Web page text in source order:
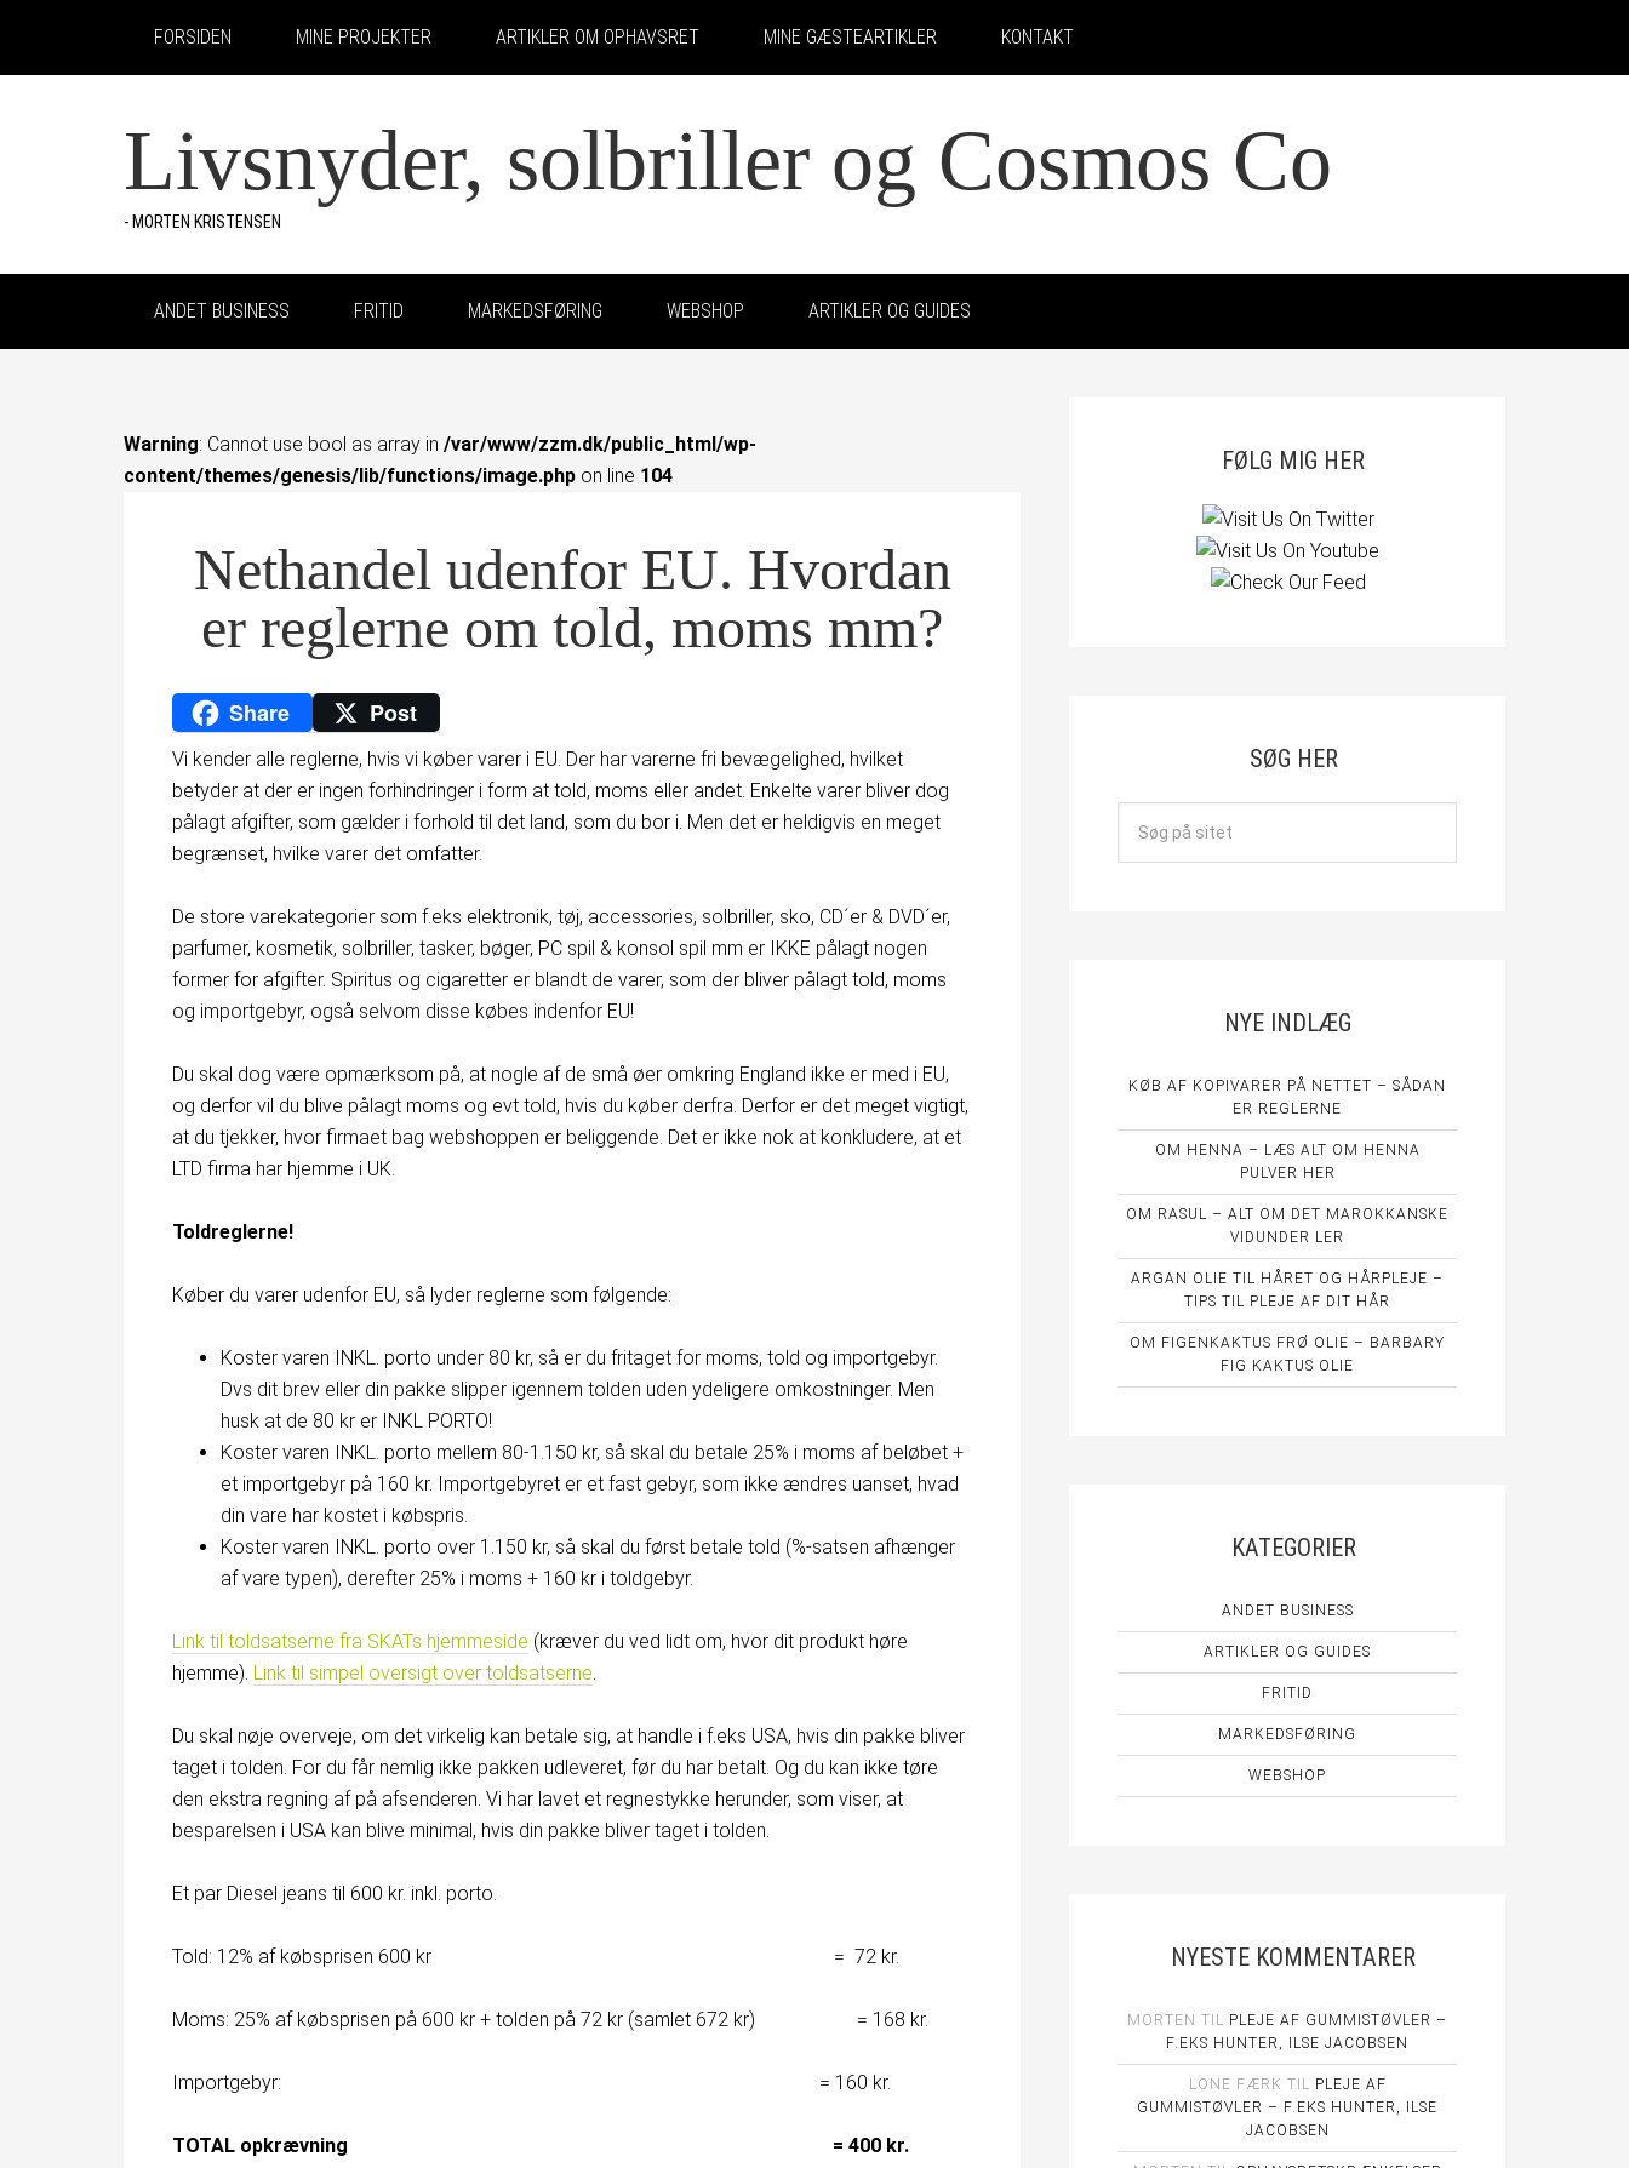
FORSIDEN MINE PROJEKTER ARTIKLER OM OPHAVSRET MINE GÆSTEARTIKLER KONTAKT
Livsnyder, solbriller og Cosmos Co
- MORTEN KRISTENSEN
ANDET BUSINESS FRITID MARKEDSFØRING WEBSHOP ARTIKLER OG GUIDES
Warning: Cannot use bool as array in /var/www/zzm.dk/public_html/wp-
content/themes/genesis/lib/functions/image.php on line 104
Nethandel udenfor EU. Hvordan
er reglerne om told, moms mm?
Share Post
Vi kender alle reglerne, hvis vi køber varer i EU. Der har varerne fri bevægelighed, hvilket
betyder at der er ingen forhindringer i form at told, moms eller andet. Enkelte varer bliver dog
pålagt afgifter, som gælder i forhold til det land, som du bor i. Men det er heldigvis en meget
begrænset, hvilke varer det omfatter.
De store varekategorier som f.eks elektronik, tøj, accessories, solbriller, sko, CD´er & DVD´er,
parfumer, kosmetik, solbriller, tasker, bøger, PC spil & konsol spil mm er IKKE pålagt nogen
former for afgifter. Spiritus og cigaretter er blandt de varer, som der bliver pålagt told, moms
og importgebyr, også selvom disse købes indenfor EU!
Du skal dog være opmærksom på, at nogle af de små øer omkring England ikke er med i EU,
og derfor vil du blive pålagt moms og evt told, hvis du køber derfra. Derfor er det meget vigtigt,
at du tjekker, hvor firmaet bag webshoppen er beliggende. Det er ikke nok at konkludere, at et
LTD firma har hjemme i UK.
Toldreglerne!
Køber du varer udenfor EU, så lyder reglerne som følgende:
Koster varen INKL. porto under 80 kr, så er du fritaget for moms, told og importgebyr.
Dvs dit brev eller din pakke slipper igennem tolden uden ydeligere omkostninger. Men
husk at de 80 kr er INKL PORTO!
Koster varen INKL. porto mellem 80-1.150 kr, så skal du betale 25% i moms af beløbet +
et importgebyr på 160 kr. Importgebyret er et fast gebyr, som ikke ændres uanset, hvad
din vare har kostet i købspris.
Koster varen INKL. porto over 1.150 kr, så skal du først betale told (%-satsen afhænger
af vare typen), derefter 25% i moms + 160 kr i toldgebyr.
Link til toldsatserne fra SKATs hjemmeside (kræver du ved lidt om, hvor dit produkt høre
hjemme). Link til simpel oversigt over toldsatserne
Du skal nøje overveje, om det virkelig kan betale sig, at handle i f.eks USA, hvis din pakke bliver
taget i tolden. For du får nemlig ikke pakken udleveret, før du har betalt. Og du kan ikke tøre
den ekstra regning af på afsenderen. Vi har lavet et regnestykke herunder, som viser, at
besparelsen i USA kan blive minimal, hvis din pakke bliver taget i tolden.
Et par Diesel jeans til 600 kr. inkl. porto.
Told: 12% af købsprisen 600 kr = 72 kr.
Moms: 25% af købsprisen på 600 kr + tolden på 72 kr (samlet 672 kr) = 168 kr.
Importgebyr: = 160 kr.
TOTAL opkrævning = 400 kr.
FØLG MIG HER
SØG HER
NYE INDLÆG
KØB AF KOPIVARER PÅ NETTET – SÅDAN
ER REGLERNE
OM HENNA – LÆS ALT OM HENNA
PULVER HER
OM RASUL – ALT OM DET MAROKKANSKE
VIDUNDER LER
ARGAN OLIE TIL HÅRET OG HÅRPLEJE –
TIPS TIL PLEJE AF DIT HÅR
OM FIGENKAKTUS FRØ OLIE – BARBARY
FIG KAKTUS OLIE
KATEGORIER
ANDET BUSINESS
ARTIKLER OG GUIDES
FRITID
MARKEDSFØRING
WEBSHOP
NYESTE KOMMENTARER
MORTEN TIL PLEJE AF GUMMISTØVLER –
F.EKS HUNTER, ILSE JACOBSEN
LONE FÆRK TIL PLEJE AF
GUMMISTØVLER – F.EKS HUNTER, ILSE
JACOBSEN